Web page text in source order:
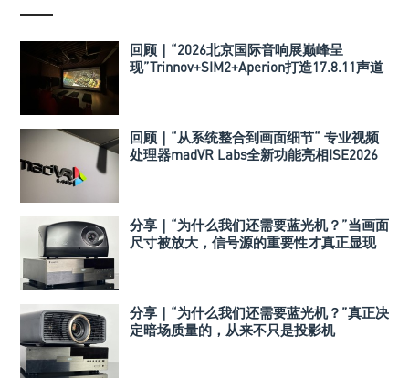
回顾｜“2026北京国际音响展巅峰呈
现”Trinnov+SIM2+Aperion打造17.8.11声道
回顾｜“从系统整合到画面细节“ 专业视频
处理器madVR Labs全新功能亮相ISE2026
分享｜“为什么我们还需要蓝光机？”当画面
尺寸被放大，信号源的重要性才真正显现
分享｜“为什么我们还需要蓝光机？”真正决
定暗场质量的，从来不只是投影机